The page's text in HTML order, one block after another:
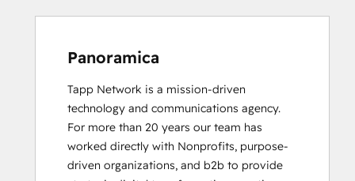
Messaging Tools
HubSpot Marketing Hub Software
HubSpot Reporting
HubSpot Sales Hub Software
Certification
HubSpot Solutions Partner
Inbound
Panoramica
Tapp Network is a mission-driven
technology and communications agency.
For more than 20 years our team has
worked directly with Nonprofits, purpose-
driven organizations, and b2b to provide